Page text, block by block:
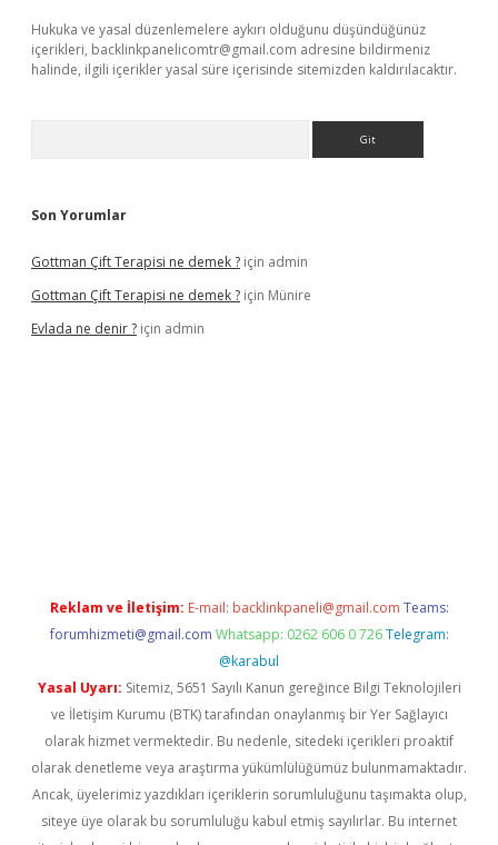
Hukuka ve yasal düzenlemelere aykırı olduğunu düşündüğünüz
içerikleri, backlinkpanelicomtr@gmail.com adresine bildirmeniz
halinde, ilgili içerikler yasal süre içerisinde sitemizden kaldırılacaktır.
Son Yorumlar
Gottman Çift Terapisi ne demek ? için admin
Gottman Çift Terapisi ne demek ? için Münire
Evlada ne denir ? için admin
Reklam ve İletişim: E-mail: backlinkpaneli@gmail.com Teams:
forumhizmeti@gmail.com Whatsapp: 0262 606 0 726 Telegram:
@karabul
Yasal Uyarı: Sitemiz, 5651 Sayılı Kanun gereğince Bilgi Teknolojileri
ve İletişim Kurumu (BTK) tarafından onaylanmış bir Yer Sağlayıcı
olarak hizmet vermektedir. Bu nedenle, sitedeki içerikleri proaktif
olarak denetleme veya araştırma yükümlülüğümüz bulunmamaktadır.
Ancak, üyelerimiz yazdıkları içeriklerin sorumluluğunu taşımakta olup,
siteye üye olarak bu sorumluluğu kabul etmiş sayılırlar. Bu internet